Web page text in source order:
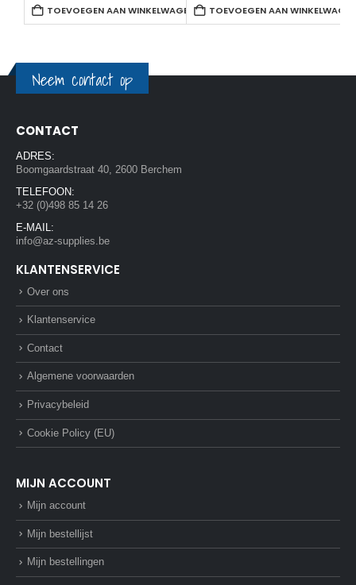
TOEVOEGEN AAN WINKELWAGEN TOEVOEGEN AAN
Neem contact op
CONTACT
ADRES:
Boomgaardstraat 40, 2600 Berchem
TELEFOON:
+32 (0)498 85 14 26
E-MAIL:
info@az-supplies.be
KLANTENSERVICE
Over ons
Klantenservice
Contact
Algemene voorwaarden
Privacybeleid
Cookie Policy (EU)
MIJN ACCOUNT
Mijn account
Mijn bestellijst
Mijn bestellingen